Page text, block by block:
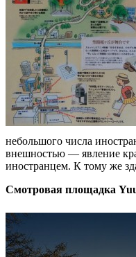
небольшого числа
внешностью — явление
иностранцем. К тому же
Смотровая площадка